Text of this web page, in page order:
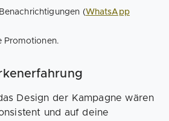
(WhatsApp
Promotionen.
Design der Kampagne wären
und auf deine